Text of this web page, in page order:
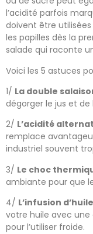
l’acidité parfois
doivent être
les papilles dès la
salade qui raconte
Voici les 5 astuces
1/ La double
dégorger le jus et
2/ L’acidité
remplace
industriel souvent
3/ Le choc
ambiante pour que
4/ L’infusion d’huile
votre huile avec une
pour l’utiliser froide.